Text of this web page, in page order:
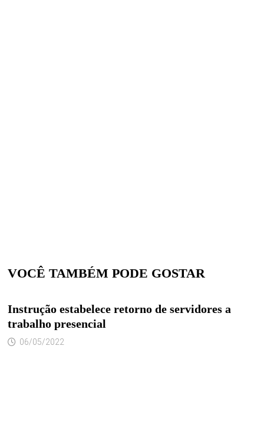
VOCÊ TAMBÉM PODE GOSTAR
Instrução estabelece retorno de servidores a
trabalho presencial
06/05/2022